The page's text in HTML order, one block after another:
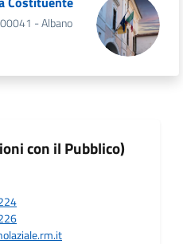
- Albano
con il Pubblico)